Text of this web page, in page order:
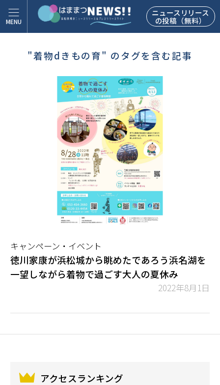
ニュースリリース
の投稿（無料）
"着物dきもの育" のタグを含む記事
キャンペーン・イベント
徳川家康が浜松城から眺めたであろう浜名湖を
一望しながら着物で過ごす大人の夏休み
2022年8月1日
アクセスランキング